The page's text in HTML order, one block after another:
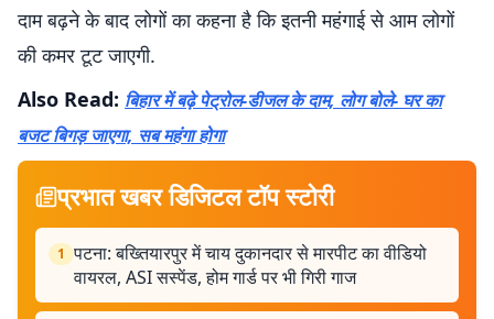
दाम बढ़ने के बाद लोगों का कहना है कि इतनी महंगाई से आम लोगों
की कमर टूट जाएगी.
Also Read: बिहार में बढ़े पेट्रोल-डीजल के दाम, लोग बोले- घर का
बजट बिगड़ जाएगा, सब महंगा होगा
प्रभात खबर डिजिटल टॉप स्टोरी
1 पटना: बख्तियारपुर में चाय दुकानदार से मारपीट का वीडियो
वायरल, ASI सस्पेंड, होम गार्ड पर भी गिरी गाज